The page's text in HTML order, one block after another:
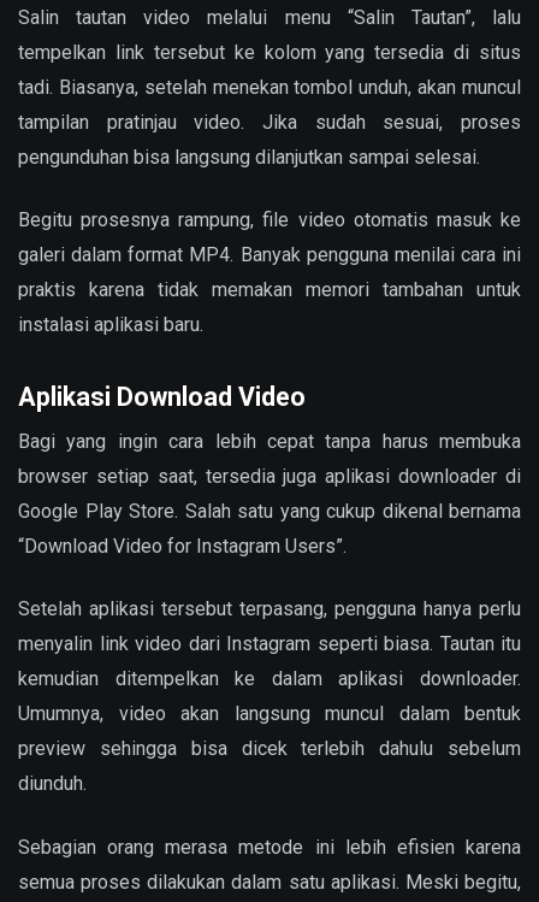
Salin tautan video melalui menu “Salin Tautan”, lalu
tempelkan link tersebut ke kolom yang tersedia di situs
tadi. Biasanya, setelah menekan tombol unduh, akan muncul
tampilan pratinjau video. Jika sudah sesuai, proses
pengunduhan bisa langsung dilanjutkan sampai selesai.
Begitu prosesnya rampung, file video otomatis masuk ke
galeri dalam format MP4. Banyak pengguna menilai cara ini
praktis karena tidak memakan memori tambahan untuk
instalasi aplikasi baru.
Aplikasi Download Video
Bagi yang ingin cara lebih cepat tanpa harus membuka
browser setiap saat, tersedia juga aplikasi downloader di
Google Play Store. Salah satu yang cukup dikenal bernama
“Download Video for Instagram Users”.
Setelah aplikasi tersebut terpasang, pengguna hanya perlu
menyalin link video dari Instagram seperti biasa. Tautan itu
kemudian ditempelkan ke dalam aplikasi downloader.
Umumnya, video akan langsung muncul dalam bentuk
preview sehingga bisa dicek terlebih dahulu sebelum
diunduh.
Sebagian orang merasa metode ini lebih efisien karena
semua proses dilakukan dalam satu aplikasi. Meski begitu,